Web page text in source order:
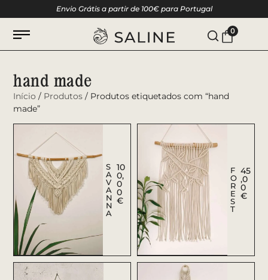
Envio Grátis a partir de 100€ para Portugal
0
hand made
Início / Produtos / Produtos etiquetados com “hand
made”
S
A
V
A
N
N
A
10
0,
0
0
€
F
O
R
E
S
T
45
,0
0
€